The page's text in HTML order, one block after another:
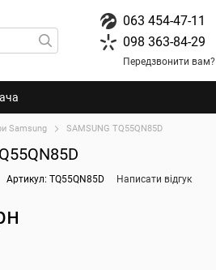
063 454-47-11
098 363-84-29
Передзвонити вам?
Samsung SAMSUNG TQ55QN85D
Артикул: TQ55QN85D Написати відгук